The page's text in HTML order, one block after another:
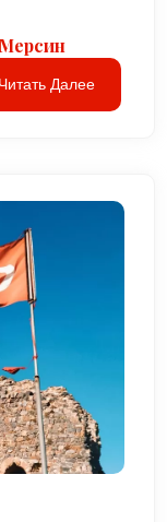
Читать Далее